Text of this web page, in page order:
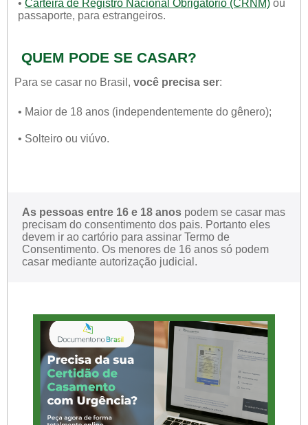
• Carteira de Registro Nacional Obrigatório (CRNM) ou
passaporte, para estrangeiros.
QUEM PODE SE CASAR?
Para se casar no Brasil, você precisa ser:
• Maior de 18 anos (independentemente do gênero);
• Solteiro ou viúvo.
As pessoas entre 16 e 18 anos podem se casar mas
precisam do consentimento dos pais. Portanto eles
devem ir ao cartório para assinar Termo de
Consentimento. Os menores de 16 anos só podem
casar mediante autorização judicial.